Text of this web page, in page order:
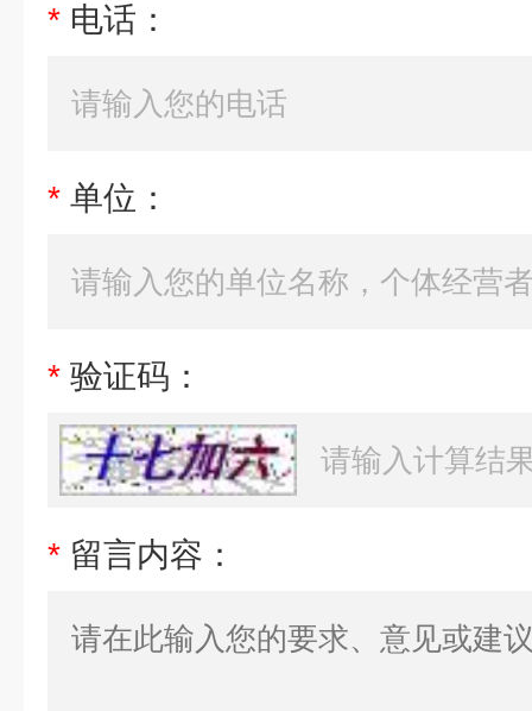
* 电话：
* 单位：
* 验证码：
* 留言内容：